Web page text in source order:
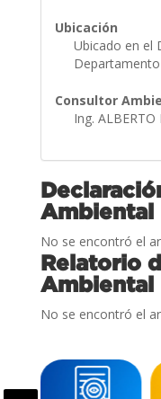
Ubicación
Ubicado en el
Consultor
Ing. ALBERTO
Ambiental
No se encontró el
Relatorio
Ambiental
No se encontró el